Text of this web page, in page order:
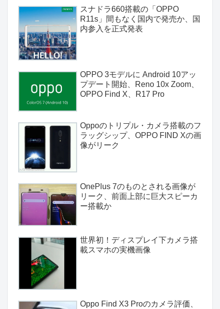
スナドラ660搭載の「OPPO
R11s」間もなく国内で発売か、国
内参入を正式発表
OPPO 3モデルに Android 10アッ
プデート開始、Reno 10x Zoom、
OPPO Find X、R17 Pro
Oppoのトリプル・カメラ搭載のフ
ラッグシップ、OPPO FIND Xの画
像がリーク
OnePlus 7のものとされる画像が
リーク、前面上部に巨大スピーカ
ー搭載か
世界初！ディスプレイ下カメラ搭
載スマホの実機画像
Oppo Find X3 Proのカメラ評価、